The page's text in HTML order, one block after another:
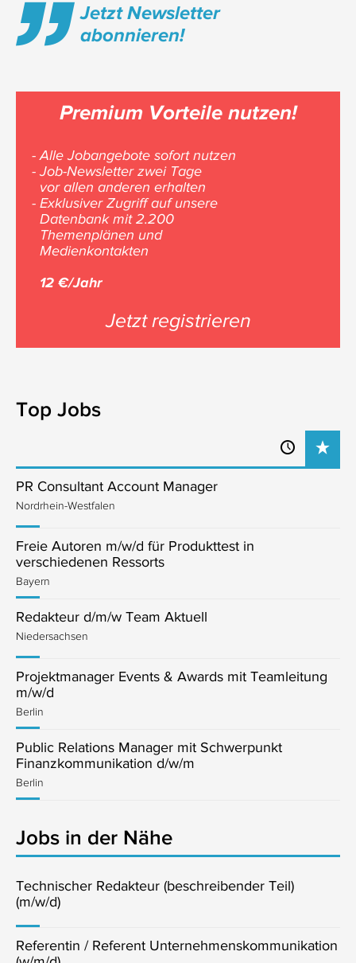
Jetzt Newsletter
abonnieren!
Premium Vorteile nutzen!
- Alle Jobangebote sofort nutzen
- Job-Newsletter zwei Tage
vor allen anderen erhalten
- Exklusiver Zugriff auf unsere
Datenbank mit 2.200
Themenplänen und
Medienkontakten
12 €/Jahr
Jetzt registrieren
Top Jobs
PR Consultant Account Manager
Nordrhein-Westfalen
Freie Autoren m/w/d für Produkttest in
verschiedenen Ressorts
Bayern
Redakteur d/m/w Team Aktuell
Niedersachsen
Projektmanager Events & Awards mit Teamleitung
m/w/d
Berlin
Public Relations Manager mit Schwerpunkt
Finanzkommunikation d/w/m
Berlin
Jobs in der Nähe
Technischer Redakteur (beschreibender Teil)
(m/w/d)
Referentin / Referent Unternehmenskommunikation